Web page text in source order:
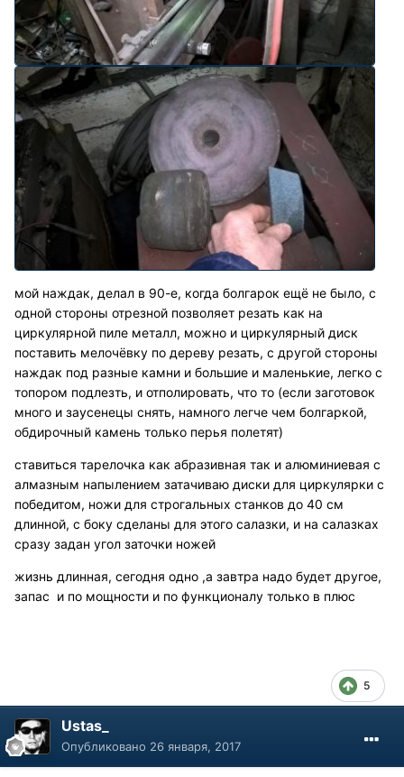
мой наждак, делал в 90-е, когда болгарок ещё не было, с
одной стороны отрезной позволяет резать как на
циркулярной пиле металл, можно и циркулярный диск
поставить мелочёвку по дереву резать, с другой стороны
наждак под разные камни и большие и маленькие, легко с
топором подлезть, и отполировать, что то (если заготовок
много и заусенецы снять, намного легче чем болгаркой,
обдирочный камень только перья полетят)
ставиться тарелочка как абразивная так и алюминиевая с
алмазным напылением затачиваю диски для циркулярки с
победитом, ножи для строгальных станков до 40 см
длинной, с боку сделаны для этого салазки, и на салазках
сразу задан угол заточки ножей
жизнь длинная, сегодня одно ,а завтра надо будет другое,
запас и по мощности и по функционалу только в плюс
5
Ustas_
Опубликовано 26 января, 2017